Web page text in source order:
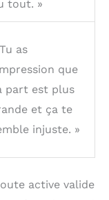
tout. »
as
que
part est plus
et ça te
injuste. »
active valide